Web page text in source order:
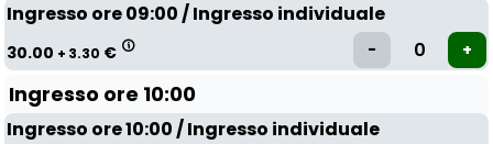
Ingresso ore 09:00 / Ingresso individuale
30.00 + 3.30 €
Ingresso ore 10:00
Ingresso ore 10:00 / Ingresso individuale